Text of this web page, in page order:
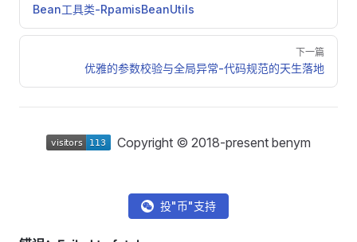
Bean工具类-RpamisBeanUtils
下一篇
优雅的参数校验与全局异常-代码规范的天生落地
Copyright © 2018-present benym
投"币"支持